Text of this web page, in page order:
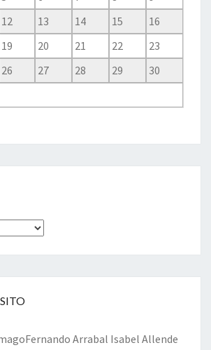
12 13 14 15
16
19 20 21 22
23
26 27 28 29
30
Fernando Arrabal Isabel Allende